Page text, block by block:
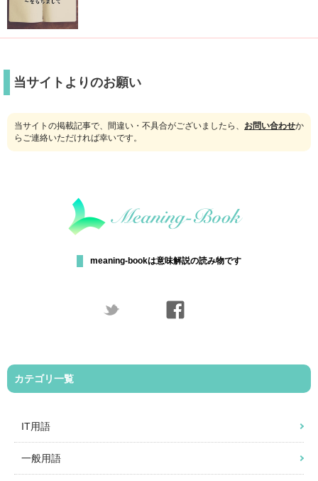
当サイトよりのお願い
当サイトの掲載記事で、間違い・不具合がございましたら、 お問い合わせか
らご連絡いただければ幸いです。
meaning-bookは意味解説の読み物です
カテゴリ一覧
IT用語
一般用語